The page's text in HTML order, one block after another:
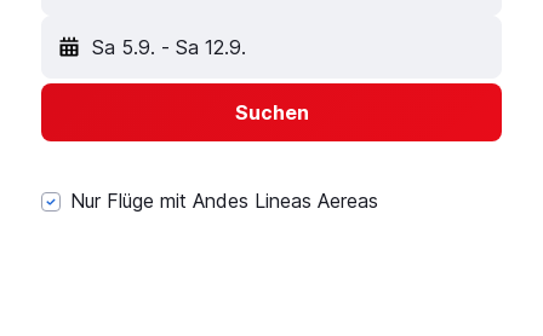
Sa 5.9. - Sa 12.9.
Suchen
Nur Flüge mit Andes Lineas Aereas